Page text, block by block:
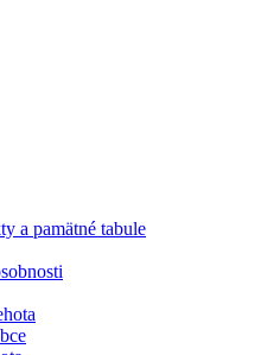
a pamätné tabule